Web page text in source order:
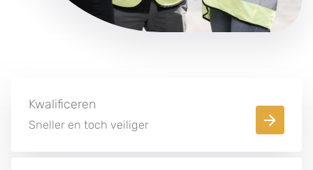
Kwalificeren
Sneller en toch veiliger